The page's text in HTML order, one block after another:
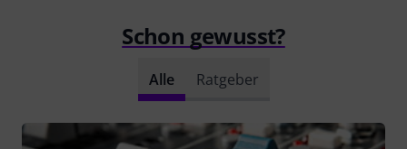
Schon gewusst?
Alle Ratgeber